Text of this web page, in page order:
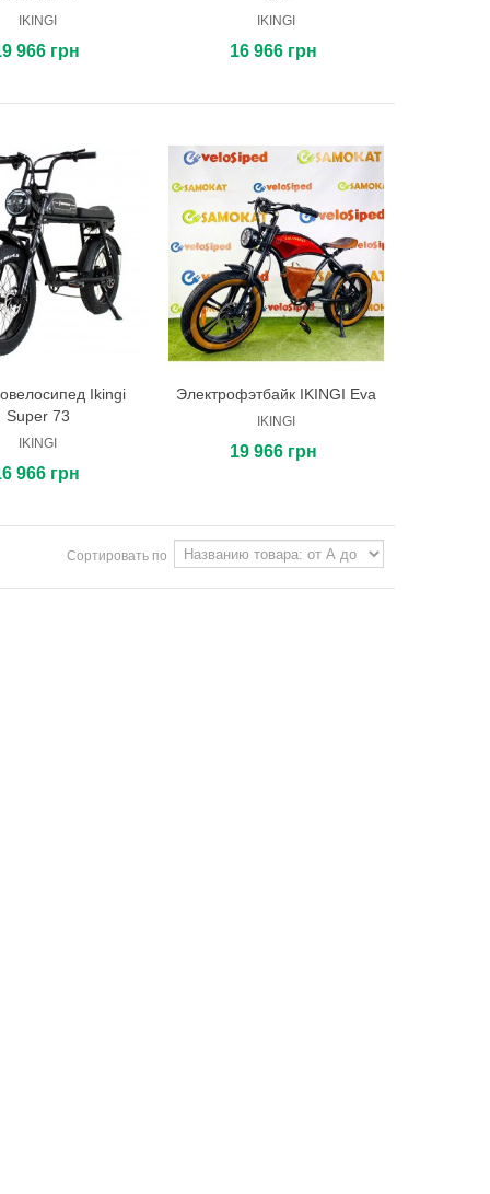
IKINGI
966 грн
IKINGI
16 966 грн
корзину
Ikingi
Super 73
IKINGI
966 грн
В корзину
Электрофэтбайк IKINGI Eva
IKINGI
19 966 грн
Сортировать по